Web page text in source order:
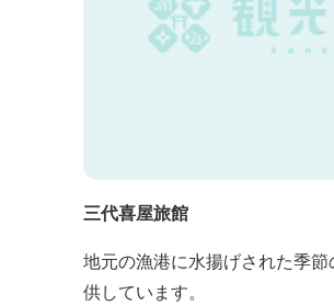
三代喜屋旅館
地元の漁港に水揚げされた季
供しています。